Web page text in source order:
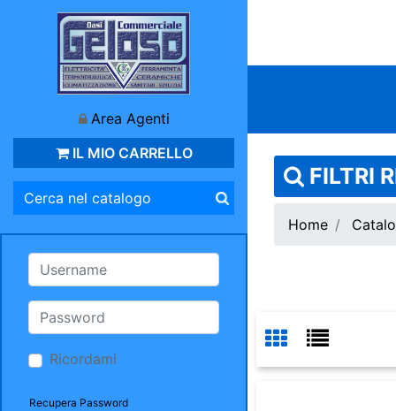
Area Agenti
IL MIO CARRELLO
Ricordami
Recupera Password
FILTRI
Home